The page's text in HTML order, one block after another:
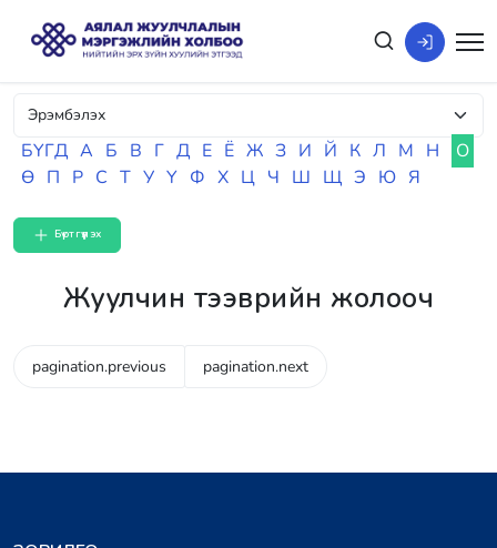
БҮГД А Б В Г Д Е Ё Ж З И Й К Л М Н
О
Ө П Р С Т У Ү Ф Х Ц Ч Ш Щ Э Ю Я
Бүртгүүлэх
Жуулчин тээврийн жолооч
pagination.previous pagination.next